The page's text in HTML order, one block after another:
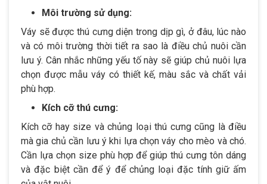
Môi trường sử dụng:
Váy sẽ được thú cưng diện trong dịp gì, ở đâu, lúc nào
và có môi trường thời tiết ra sao là điều chủ nuôi cần
lưu ý. Cân nhắc những yếu tố này sẽ giúp chủ nuôi lựa
chọn được mẫu váy có thiết kế, màu sắc và chất vải
phù hợp.
Kích cỡ thú cưng:
Kích cỡ hay size và chủng loại thú cưng cũng là điều
mà gia chủ cần lưu ý khi lựa chọn váy cho mèo và chó.
Cần lựa chọn size phù hợp để giúp thú cưng tôn dáng
và đặc biệt cần để ý để chủng loại đặc tính giữ ấm